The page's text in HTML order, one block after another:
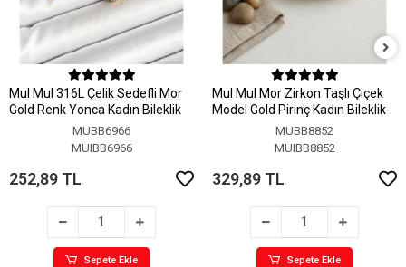
MuI MuI 316L Çelik Sedefli Mor
Gold Renk Yonca Kadın Bileklik
MUBB6966
MUIBB6966
252,89 TL
Sepete Ekle
MuI MuI Mor Zirkon Taşlı Çiçek
Model Gold Pirinç Kadın Bileklik
MUBB8852
MUIBB8852
329,89 TL
Sepete Ekle